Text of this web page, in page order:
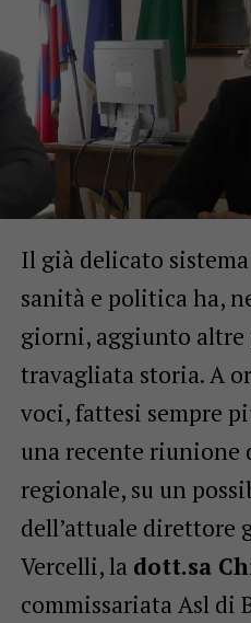
Il già delicato
sanità e politica ha,
giorni, aggiunto altre
travagliata storia. A
voci, fattesi sempre
una recente riunione
regionale, su un
dell’attuale direttore
Vercelli, la dott.sa
commissariata Asl di